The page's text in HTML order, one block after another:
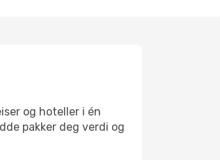
og hoteller i én
pakker deg verdi og